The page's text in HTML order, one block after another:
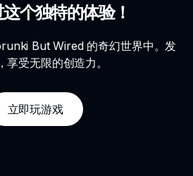
个独特的体验！
But Wired 的奇幻世界中。发
享受无限的创造力。
立即玩游戏